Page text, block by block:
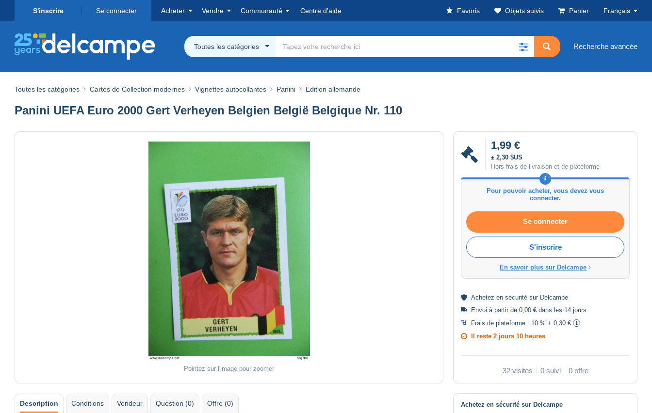
S'inscrire Se connecter Acheter Vendre Communauté Centre d'aide Favoris Objets suivis Panier Français
Toutes les catégories Recherche avancée
Toutes les catégories Cartes de Collection modernes Vignettes autocollantes Panini Edition allemande
Panini UEFA Euro 2000 Gert Verheyen Belgien België Belgique Nr. 110
Pointez sur l'image pour zoomer
1,99 €
± 2,30 $US
Hors frais de livraison et de plateforme
Pour pouvoir acheter, vous devez vous
connecter.
Se connecter
S'inscrire
En savoir plus sur Delcampe
Achetez en sécurité sur Delcampe
Envoi à partir de 0,00 € dans les 14 jours
Frais de plateforme : 10 % + 0,30 €
Il reste 2 jours 10 heures
32 visites 0 suivi 0 offre
Description Conditions Vendeur Question (0) Offre (0)
Achetez en sécurité sur Delcampe